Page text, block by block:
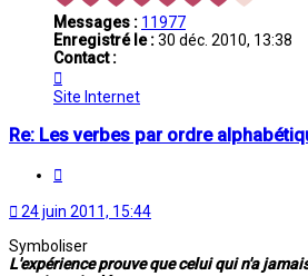
Messages : 11977
Enregistré le :30 déc. 2010, 13:38
Contact :
Chafouette
Site Internet
Re: Les verbes par ordre
24 juin 2011, 15:44
Symboliser
L'expérience prouve que celui qui n'a